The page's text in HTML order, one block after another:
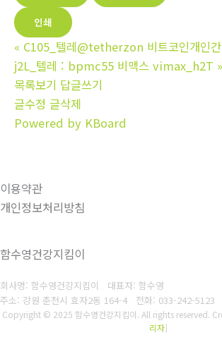
인쇄
« C105_텔레@tetherzon 비트코인개인
j2L_텔레 : bpmc55 비맥스 vimax_h2T »
목록보기 답글쓰기
글수정 글삭제
Powered by KBoard
이용약관
개인정보처리방침
함수영건강지킴이
회사명: 함수영건강지킴이 대표자: 함수영
주소: 강원 춘천시 효자2동 164-4 전화: 033-242-5123
Copyright © 2025 함수영건강지킴이. All rights reserved.
리자]